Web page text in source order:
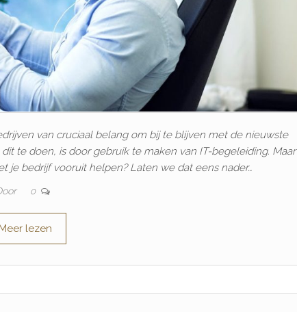
van cruciaal belang om bij te blijven met de nieuwste
te doen, is door gebruik te maken van IT-begeleiding. Maar
je bedrijf vooruit helpen? Laten we dat eens nader…
0
Meer lezen